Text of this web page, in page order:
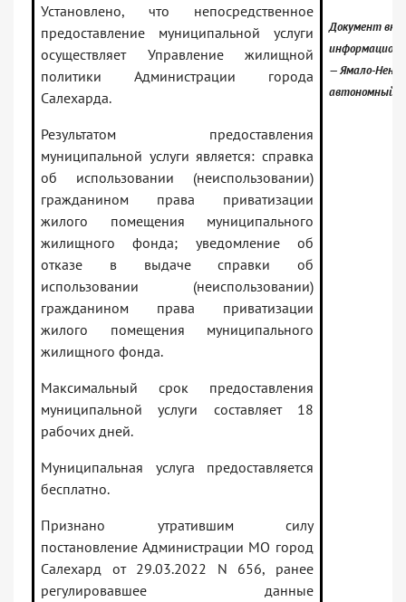
Установлено, что непосредственное
предоставление муниципальной услуги
осуществляет Управление жилищной
политики Администрации города
Салехарда.
Результатом предоставления
муниципальной услуги является: справка
об использовании (неиспользовании)
гражданином права приватизации
жилого помещения муниципального
жилищного фонда; уведомление об
отказе в выдаче справки об
использовании (неиспользовании)
гражданином права приватизации
жилого помещения муниципального
жилищного фонда.
Максимальный срок предоставления
муниципальной услуги составляет 18
рабочих дней.
Муниципальная услуга предоставляется
бесплатно.
Признано утратившим силу
постановление Администрации МО город
Салехард от 29.03.2022 N 656, ранее
регулировавшее данные
Документ
— Ямало-
автономный